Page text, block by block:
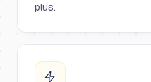
plus.